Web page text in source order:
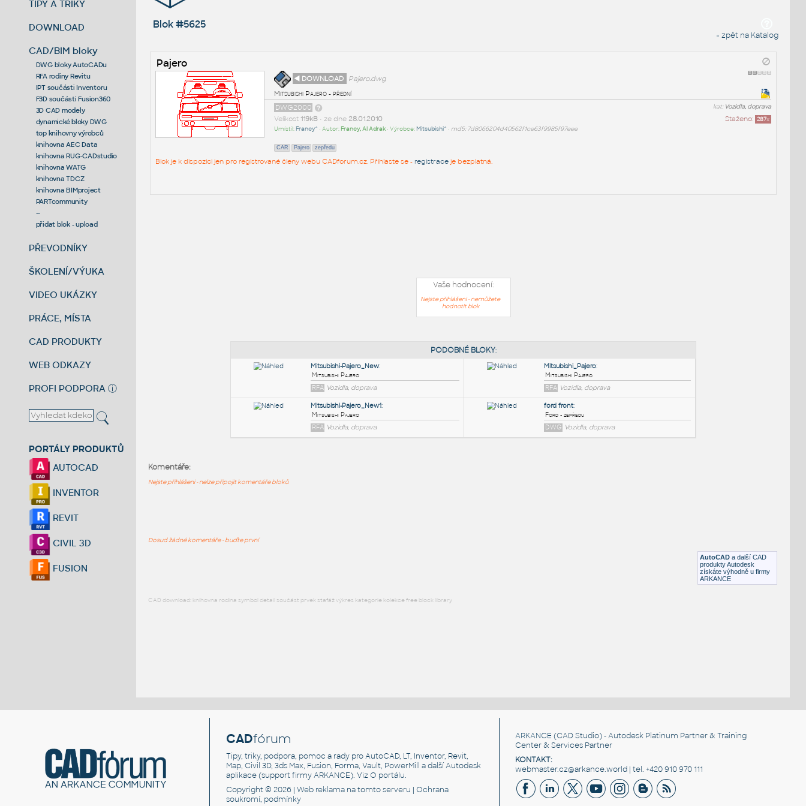
TIPY A TRIKY
DOWNLOAD
CAD/BIM bloky
DWG bloky AutoCADu
RFA rodiny Revitu
IPT součásti Inventoru
F3D součásti Fusion360
3D CAD modely
dynamické bloky DWG
top knihovny výrobců
knihovna AEC Data
knihovna RUG-CADstudio
knihovna WATG
knihovna TDCZ
knihovna BIMproject
PARTcommunity
--
přidat blok - upload
PŘEVODNÍKY
ŠKOLENÍ/VÝUKA
VIDEO UKÁZKY
PRÁCE, MÍSTA
CAD PRODUKTY
WEB ODKAZY
PROFI PODPORA ⓘ
PORTÁLY PRODUKTŮ
AUTOCAD
INVENTOR
REVIT
CIVIL 3D
FUSION
Blok #5625
« zpět na Katalog
Pajero
◄ DOWNLOAD
Pajero.dwg
Mitsubishi Pajero - přední
kat: Vozidla, doprava
DWG2000
Staženo: 287x
Velikost 119kB• ze dne 28.01.2010
Umístil: Francy^ • Autor: Francy, Al Adrak• Výrobce: Mitsubishi^ • md5: 7d8066204d40562f1ce63f9985f97eee
CAR Pajero zepředu
Blok je k dispozici jen pro registrované členy webu CADforum.cz. Přihlaste se - registraceje bezplatná.
Vaše hodnocení:
Nejste přihlášeni - nemůžete
hodnotit blok
Vozidla, doprava
AutoCAD a další CAD
produkty Autodesk
získáte výhodně u firmy
ARKANCE
Komentáře:
Nejste přihlášeni - nelze připojit komentáře bloků
Dosud žádné komentáře - buďte první
CAD download: knihovna rodina symbol detail součást prvek stafáž výkres kategorie kolekce free block library
CADfórum
Tipy, triky, podpora, pomoc a rady pro AutoCAD, LT, Inventor, Revit,
Map, Civil 3D, 3ds Max, Fusion, Forma, Vault, PowerMill a další Autodesk
aplikace (support firmy ARKANCE). VizO portálu.
Copyright © 2026 |Web reklama na tomto serveru |Ochrana
soukromí, podmínky
ARKANCE (CAD Studio) - Autodesk Platinum Partner & Training
Center & Services Partner
KONTAKT:
webmaster.cz@arkance.world | tel. +420 910 970 111